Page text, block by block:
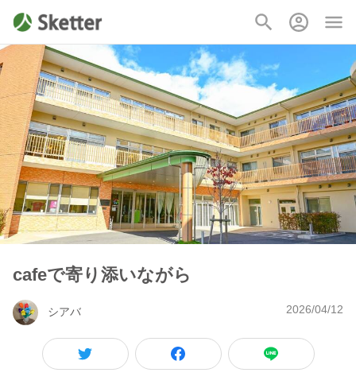
cafeで寄り添いながら
シアバ 2026/04/12